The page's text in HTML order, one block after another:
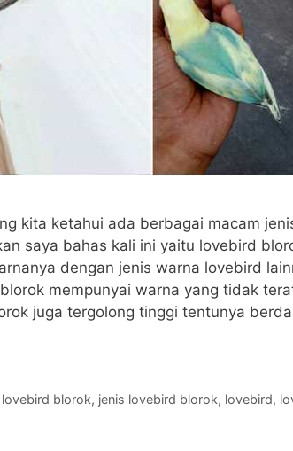
kita ketahui ada berbagai macam
saya bahas kali ini yaitu lovebird
dengan jenis warna lovebird
mempunyai warna yang tidak
juga tergolong tinggi tentunya
blorok, jenis lovebird blorok, lovebird,